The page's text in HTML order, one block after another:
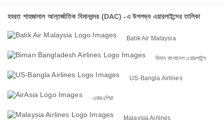
হযরত শাহজালাল আন্তর্জাতিক বিমানবন্দর (DAC) -এ উপলভ্য এয়ারলাইন্সের তালিকা
Batik Air Malaysia
বিমান বাংলাদেশ এয়ারলাইন্স
US-Bangla Airlines
এয়ারএশিয়া
Malaysia Airlines